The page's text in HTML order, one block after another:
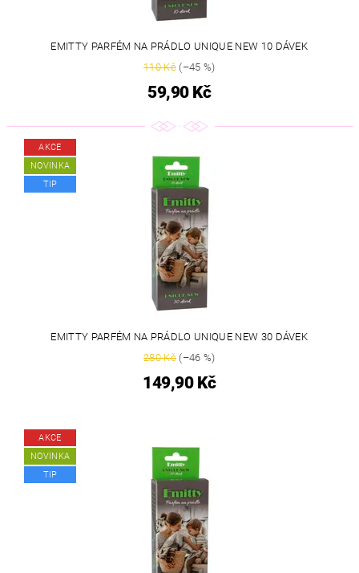
EMITTY PARFÉM NA PRÁDLO UNIQUE NEW 10 DÁVEK
110 Kč(–45 %)
59,90 Kč
AKCE
NOVINKA
TIP
EMITTY PARFÉM NA PRÁDLO UNIQUE NEW 30 DÁVEK
280 Kč(–46 %)
149,90 Kč
AKCE
NOVINKA
TIP